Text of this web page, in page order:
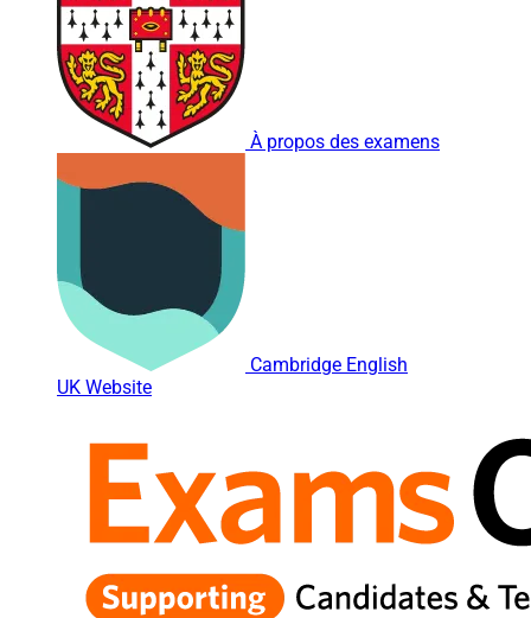
À propos des examens
Cambridge English
UK Website